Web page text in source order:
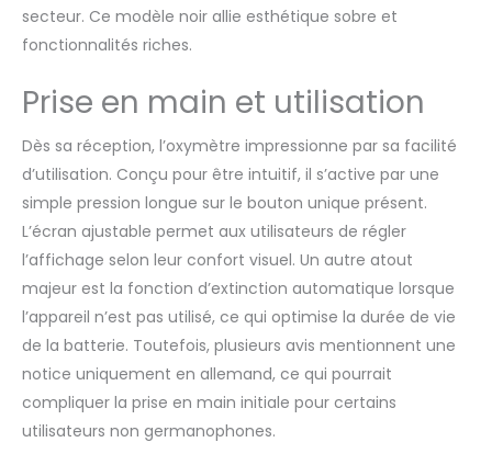
secteur. Ce modèle noir allie esthétique sobre et
fonctionnalités riches.
Prise en main et utilisation
Dès sa réception, l’oxymètre impressionne par sa facilité
d’utilisation. Conçu pour être intuitif, il s’active par une
simple pression longue sur le bouton unique présent.
L’écran ajustable permet aux utilisateurs de régler
l’affichage selon leur confort visuel. Un autre atout
majeur est la fonction d’extinction automatique lorsque
l’appareil n’est pas utilisé, ce qui optimise la durée de vie
de la batterie. Toutefois, plusieurs avis mentionnent une
notice uniquement en allemand, ce qui pourrait
compliquer la prise en main initiale pour certains
utilisateurs non germanophones.